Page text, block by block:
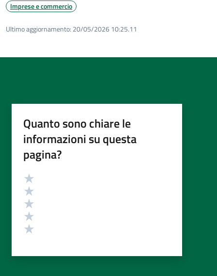
Imprese e commercio
Ultimo aggiornamento: 20/05/2026 10:25.11
Quanto sono chiare le
informazioni su questa
pagina?
Valutazione